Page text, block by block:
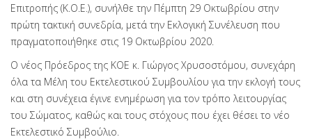
Επιτροπής (Κ.Ο.Ε.), συνήλθε την Πέμπτη 29 Οκτωβρίου στην
πρώτη τακτική συνεδρία, μετά την Εκλογική Συνέλευση που
πραγματοποιήθηκε στις 19 Οκτωβρίου 2020.
Ο νέος Πρόεδρος της ΚΟΕ κ. Γιώργος Χρυσοστόμου, συνεχάρη
όλα τα Μέλη του Εκτελεστικού Συμβουλίου για την εκλογή τους
και στη συνέχεια έγινε ενημέρωση για τον τρόπο λειτουργίας
του Σώματος, καθώς και τους στόχους που έχει θέσει το νέο
Εκτελεστικό Συμβούλιο.